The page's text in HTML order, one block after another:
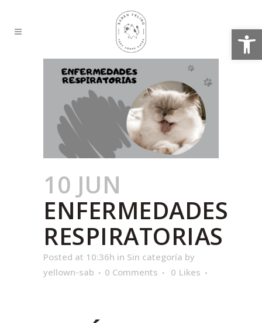
10 JUN
ENFERMEDADES
RESPIRATORIAS
Posted at 10:36h in Sin categoría by
yellown-sab
0 Comments 0 Likes